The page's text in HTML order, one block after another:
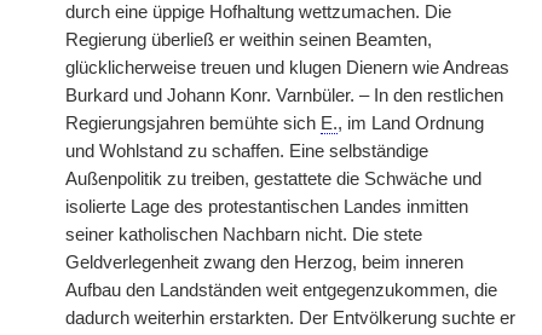
durch eine üppige Hofhaltung wettzumachen. Die
Regierung überließ er weithin seinen Beamten,
glücklicherweise treuen und klugen Dienern wie Andreas
Burkard und Johann Konr. Varnbüler. – In den restlichen
Regierungsjahren bemühte sich E., im Land Ordnung
und Wohlstand zu schaffen. Eine selbständige
Außenpolitik zu treiben, gestattete die Schwäche und
isolierte Lage des protestantischen Landes inmitten
seiner katholischen Nachbarn nicht. Die stete
Geldverlegenheit zwang den Herzog, beim inneren
Aufbau den Landständen weit entgegenzukommen, die
dadurch weiterhin erstarkten. Der Entvölkerung suchte er